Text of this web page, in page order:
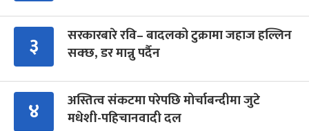
३
सरकारबारे रवि– बादलको टुक्रामा जहाज हल्लिन
सक्छ, डर मान्नु पर्दैन
४
अस्तित्व संकटमा परेपछि मोर्चाबन्दीमा जुटे
मधेशी-पहिचानवादी दल